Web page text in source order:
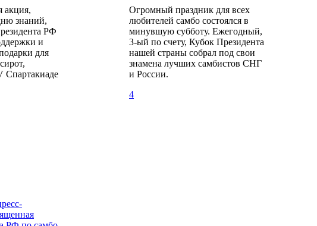
акция,
знаний,
РФ
и
для
Спартакиаде
Огромный праздник для всех
любителей самбо состоялся в
минувшую субботу. Ежегодный,
3-ый по счету, Кубок Президента
нашей страны собрал под свои
знамена лучших самбистов СНГ
и России.
4